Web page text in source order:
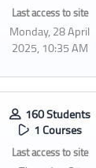
Last access to site
Monday, 28 April
2025, 10:35 AM
160 Students
1 Courses
Last access to site